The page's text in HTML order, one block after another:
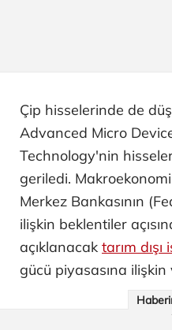
Çip hisselerinde de
Advanced Micro
Technology'nin
geriledi.
Merkez Bankasının
ilişkin beklentiler
açıklanacak tarım
gücü piyasasına